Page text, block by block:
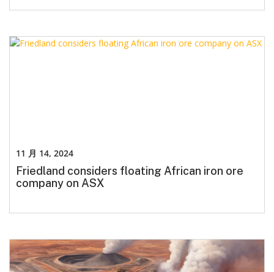
Friedland considers floating African iron ore
company on ASX
11 月 14, 2024